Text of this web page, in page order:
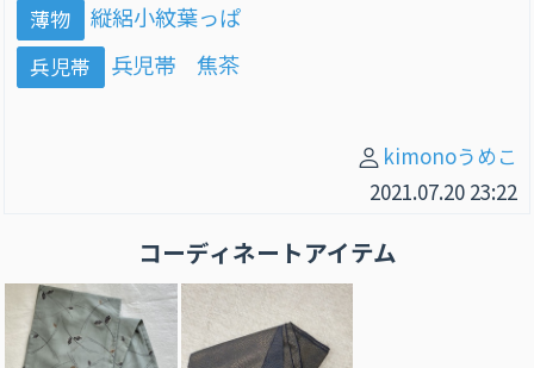
薄物 縦絽小紋葉っぱ
兵児帯 兵児帯 焦茶
kimonoうめこ
2021.07.20 23:22
コーディネートアイテム